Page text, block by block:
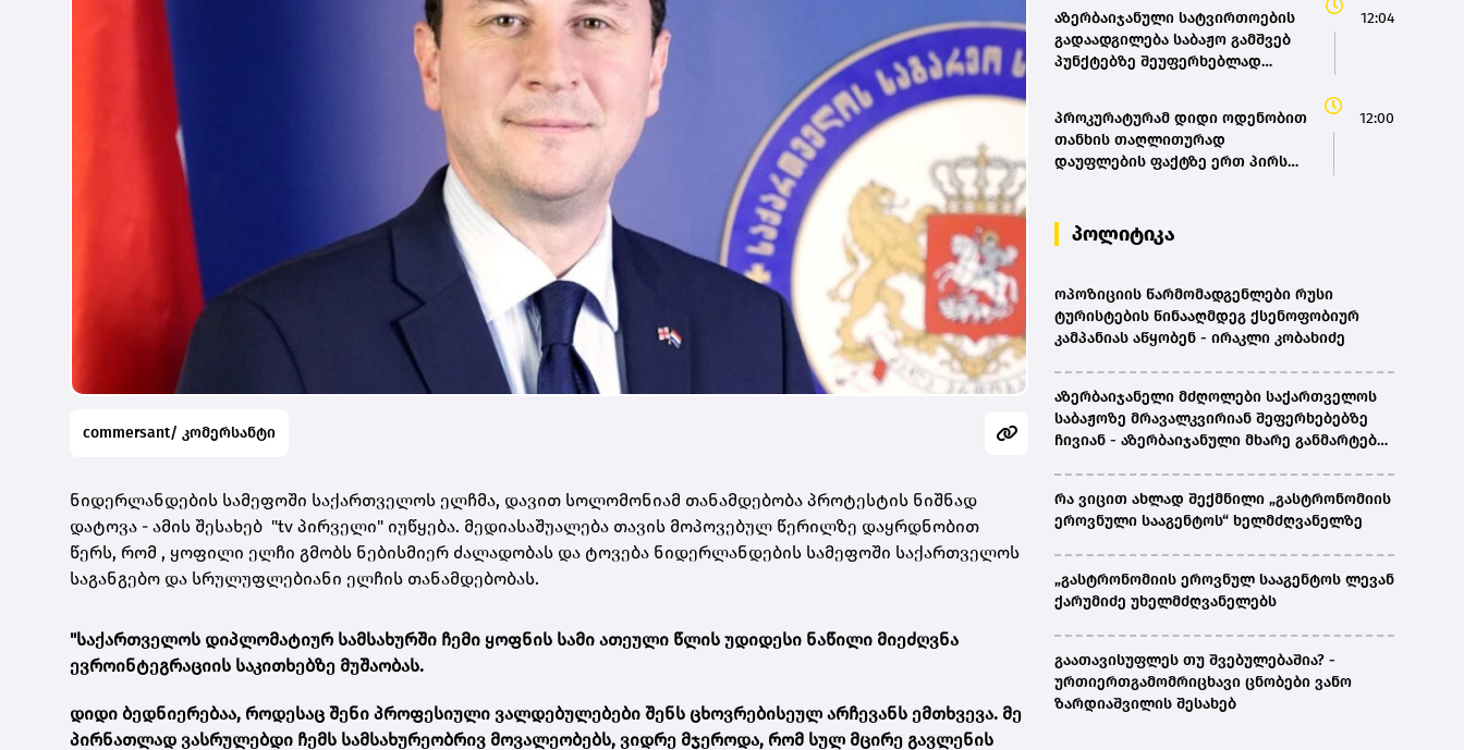
commersant/ კომერსანტი
ნიდერლანდების სამეფოში საქართველოს ელჩმა, დავით სოლომონიამ თანამდებობა პროტესტის ნიშნად
დატოვა - ამის შესახებ "tv პირველი" იუწყება. მედიასაშუალება თავის მოპოვებულ წერილზე დაყრდნობით
წერს, რომ , ყოფილი ელჩი გმობს ნებისმიერ ძალადობას და ტოვება ნიდერლანდების სამეფოში საქართველოს
საგანგებო და სრულუფლებიანი ელჩის თანამდებობას.
"საქართველოს დიპლომატიურ სამსახურში ჩემი ყოფნის სამი ათეული წლის უდიდესი ნაწილი მიეძღვნა
ევროინტეგრაციის საკითხებზე მუშაობას.
დიდი ბედნიერებაა, როდესაც შენი პროფესიული ვალდებულებები შენს ცხოვრებისეულ არჩევანს ემთხვევა. მე
პირნათლად ვასრულებდი ჩემს სამსახურეობრივ მოვალეობებს, ვიდრე მჯეროდა, რომ სულ მცირე გავლენის
აზერბაიჯანული სატვირთოების
გადაადგილება საბაჟო გამშვებ
პუნქტებზე შეუფერხებლად
12:04
პროკურატურამ დიდი ოდენობით
თანხის თაღლითურად
დაუფლების ფაქტზე ერთ პირს
12:00
პოლიტიკა
ოპოზიციის წარმომადგენლები რუსი
ტურისტების წინააღმდეგ ქსენოფობიურ
კამპანიას აწყობენ - ირაკლი კობახიძე
აზერბაიჯანელი მძღოლები საქართველოს
საბაჟოზე მრავალკვირიან შეფერხებებზე
ჩივიან - აზერბაიჯანული მხარე განმარტებას
რა ვიცით ახლად შექმნილი „გასტრონომიის
ეროვნული სააგენტოს“ ხელმძღვანელზე
„გასტრონომიის ეროვნულ სააგენტოს ლევან
ქარუმიძე უხელმძღვანელებს
გაათავისუფლეს თუ შვებულებაშია? -
ურთიერთგამომრიცხავი ცნობები ვანო
ზარდიაშვილის შესახებ